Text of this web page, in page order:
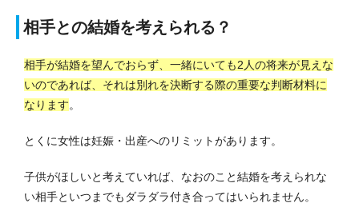
相手との結婚を考えられる？
相手が結婚を望んでおらず、一緒にいても2人の将来が見えな
いのであれば、それは別れを決断する際の重要な判断材料に
なります。
とくに女性は妊娠・出産へのリミットがあります。
子供がほしいと考えていれば、なおのこと結婚を考えられな
い相手といつまでもダラダラ付き合ってはいられません。